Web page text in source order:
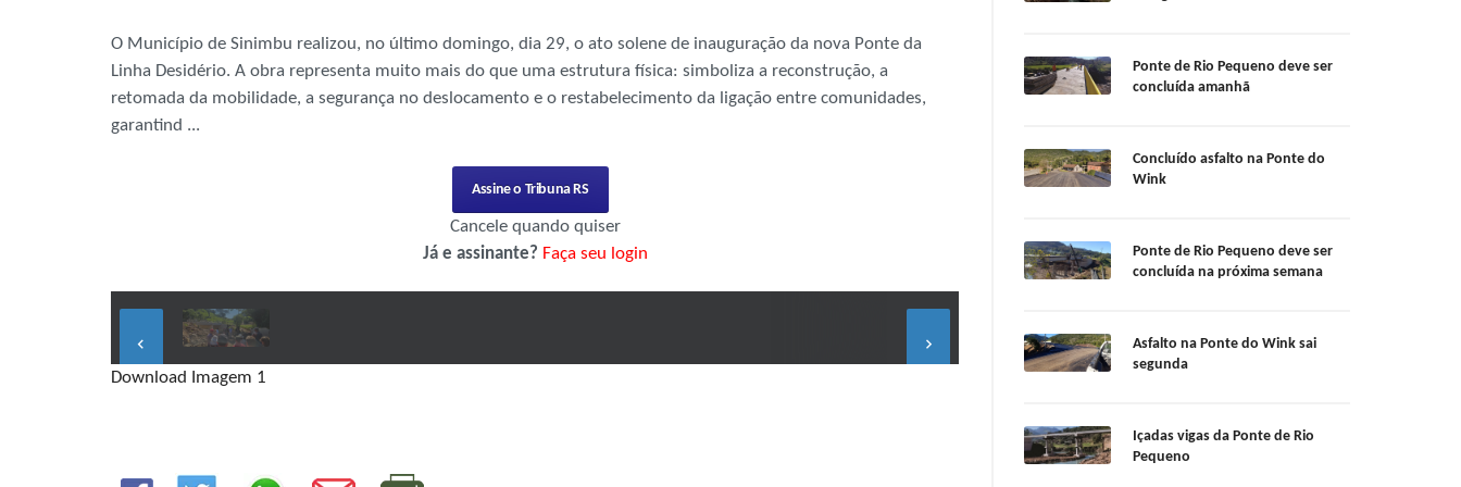
O Município de Sinimbu realizou, no último domingo, dia 29, o ato solene de inauguração da nova Ponte da
Linha Desidério. A obra representa muito mais do que uma estrutura física: simboliza a reconstrução, a
retomada da mobilidade, a segurança no deslocamento e o restabelecimento da ligação entre comunidades,
garantind ...
Assine o Tribuna RS
Cancele quando quiser
Já e assinante? Faça seu login
keyboard_arrow_left
keyboard_arrow_right
Download Imagem 1
Ponte de Rio Pequeno deve ser
concluída amanhã
Concluído asfalto na Ponte do
Wink
Ponte de Rio Pequeno deve ser
concluída na próxima semana
Asfalto na Ponte do Wink sai
segunda
Içadas vigas da Ponte de Rio
Pequeno